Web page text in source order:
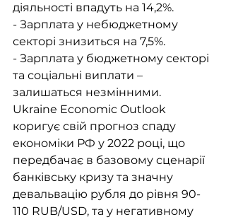
діяльності впадуть на 14,2%.
- Зарплата у небюджетному
секторі знизиться на 7,5%.
- Зарплата у бюджетному секторі
та соціальні виплати –
залишаться незмінними.
Ukraine Economic Outlook
коригує свій прогноз спаду
економіки РФ у 2022 році, що
передбачає в базовому сценарії
банківську кризу та значну
девальвацію рубля до рівня 90-
110 RUB/USD, та у негативному